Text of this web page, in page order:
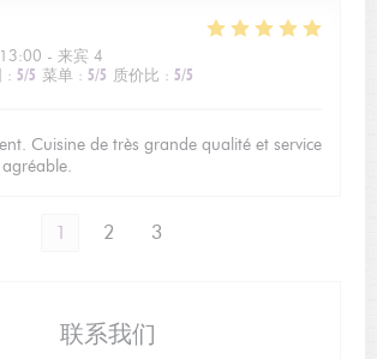
- 来宾 4
: 5/5 菜单 : 5/5 质价比 : 5/5
Cuisine de très grande qualité et service
1 2 3
联系我们